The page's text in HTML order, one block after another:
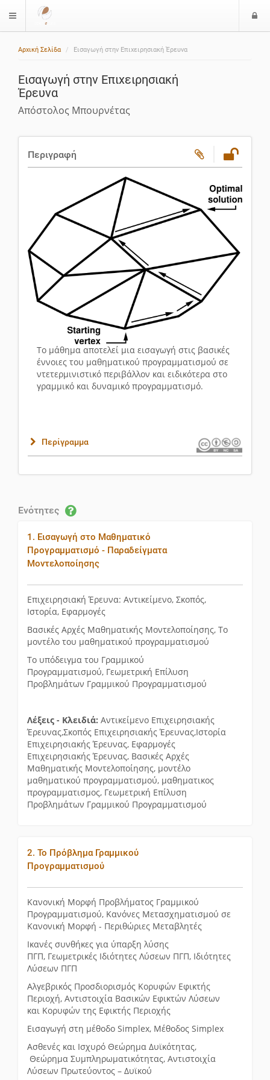
$langMenu
Αρχική Σελίδα Εισαγωγή στην Επιχειρησιακή Έρευνα
Εισαγωγή στην Επιχειρησιακή
Έρευνα
Απόστολος Μπουρνέτας
Περιγραφή
Το μάθημα αποτελεί μια εισαγωγή στις βασικές
έννοιες του μαθηματικού προγραμματισμού σε
ντετερμινιστικό περιβάλλον και ειδικότερα στο
γραμμικό και δυναμικό προγραμματισμό.
Περίγραμμα
Ενότητες
1. Εισαγωγή στο Μαθηματικό
Προγραμματισμό - Παραδείγματα
Μοντελοποίησης
Επιχειρησιακή Έρευνα: Αντικείμενο, Σκοπός,
Ιστορία, Εφαρμογές
Βασικές Αρχές Μαθηματικής Μοντελοποίησης, Το
μοντέλο του μαθηματικού προγραμματισμού
Το υπόδειγμα του Γραμμικού
Προγραμματισμού, Γεωμετρική Επίλυση
Προβλημάτων Γραμμικού Προγραμματισμού
Λέξεις - Κλειδιά: Αντικείμενο Επιχειρησιακής
Έρευνας,Σκοπός Επιχειρησιακής Έρευνας,Ιστορία
Επιχειρησιακής Έρευνας, Εφαρμογές
Επιχειρησιακής Έρευνας, Βασικές Αρχές
Μαθηματικής Μοντελοποίησης, μοντέλο
μαθηματικού προγραμματισμού, μαθηματικος
προγραμματισμος, Γεωμετρική Επίλυση
Προβλημάτων Γραμμικού Προγραμματισμού
2. Το Πρόβλημα Γραμμικού
Προγραμματισμού
Κανονική Μορφή Προβλήματος Γραμμικού
Προγραμματισμού, Κανόνες Μετασχηματισμού σε
Κανονική Μορφή - Περιθώριες Μεταβλητές
Ικανές συνθήκες για ύπαρξη λύσης
ΠΓΠ, Γεωμετρικές Ιδιότητες Λύσεων ΠΓΠ, Ιδιότητες
Λύσεων ΠΓΠ
Αλγεβρικός Προσδιορισμός Κορυφών Εφικτής
Περιοχή, Αντιστοιχία Βασικών Εφικτών Λύσεων
και Κορυφών της Εφικτής Περιοχής
Εισαγωγή στη μέθοδο Simplex, Μέθοδος Simplex
Ασθενές και Ισχυρό Θεώρημα Δυϊκότητας,
Θεώρημα Συμπληρωματικότητας, Αντιστοιχία
Λύσεων Πρωτεύοντος – Δυϊκού